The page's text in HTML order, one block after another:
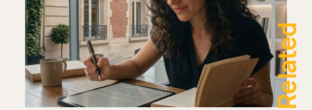
Related